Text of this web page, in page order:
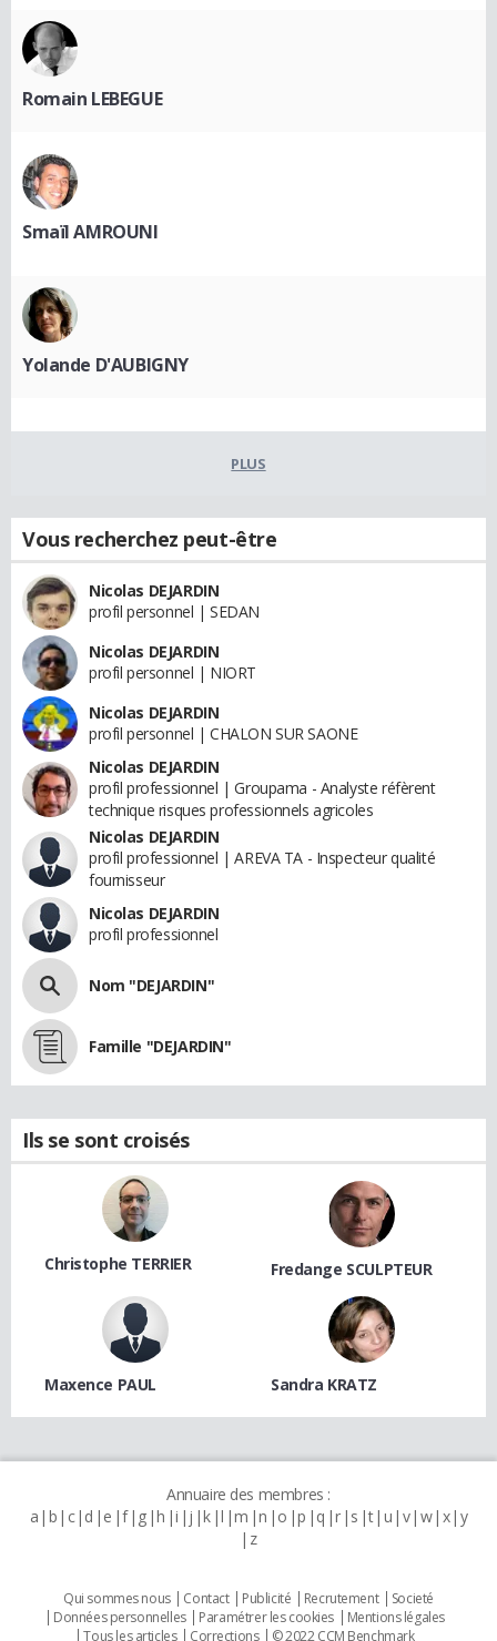
Romain LEBEGUE
Smaïl AMROUNI
Yolande D'AUBIGNY
PLUS
Vous recherchez peut-être
Nicolas DEJARDIN
profil personnel | SEDAN
Nicolas DEJARDIN
profil personnel | NIORT
Nicolas DEJARDIN
profil personnel | CHALON SUR SAONE
Nicolas DEJARDIN
profil professionnel | Groupama - Analyste réfèrent
technique risques professionnels agricoles
Nicolas DEJARDIN
profil professionnel | AREVA TA - Inspecteur qualité
fournisseur
Nicolas DEJARDIN
profil professionnel
Nom "DEJARDIN"
Famille "DEJARDIN"
Ils se sont croisés
Christophe TERRIER Fredange SCULPTEUR
Maxence PAUL Sandra KRATZ
Annuaire des membres :
a b c d e f g h i j k l m n o p q r s t u v w x y
z
Qui sommes nous Contact Publicité Recrutement
Societé
Données personnelles
Paramétrer les cookies
Mentions légales
Tous les articles
Corrections © 2022 CCM Benchmark